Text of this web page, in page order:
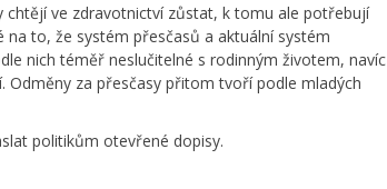
ve zdravotnictví zůstat, k tomu ale potřebují
to, že systém přesčasů a aktuální systém
nich téměř neslučitelné s rodinným životem, navíc
Odměny za přesčasy přitom tvoří podle mladých
politikům otevřené dopisy.